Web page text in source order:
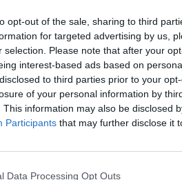
opt-out of the sale, sharing to third
for targeted advertising by us,
selection. Please note that after your
interest-based ads based on
to third parties prior to your
of your personal information by
This information may also be disclosed
Participants that may further disclose it
Data Processing Opt Outs
el proceso
en un principio al jefe de
volver a calificar el
asunto.
la intendente Teresa
de Interior de la
de rebelión y se
hacen frente a una
del la Sección Primera